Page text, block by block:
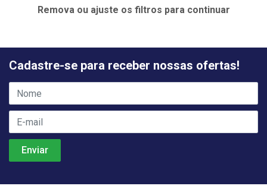
Remova ou ajuste os filtros para continuar
Cadastre-se para receber nossas ofertas!